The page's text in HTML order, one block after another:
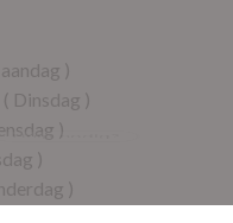
)
( Dinsdag )
)
)
)
Hulp nodig?